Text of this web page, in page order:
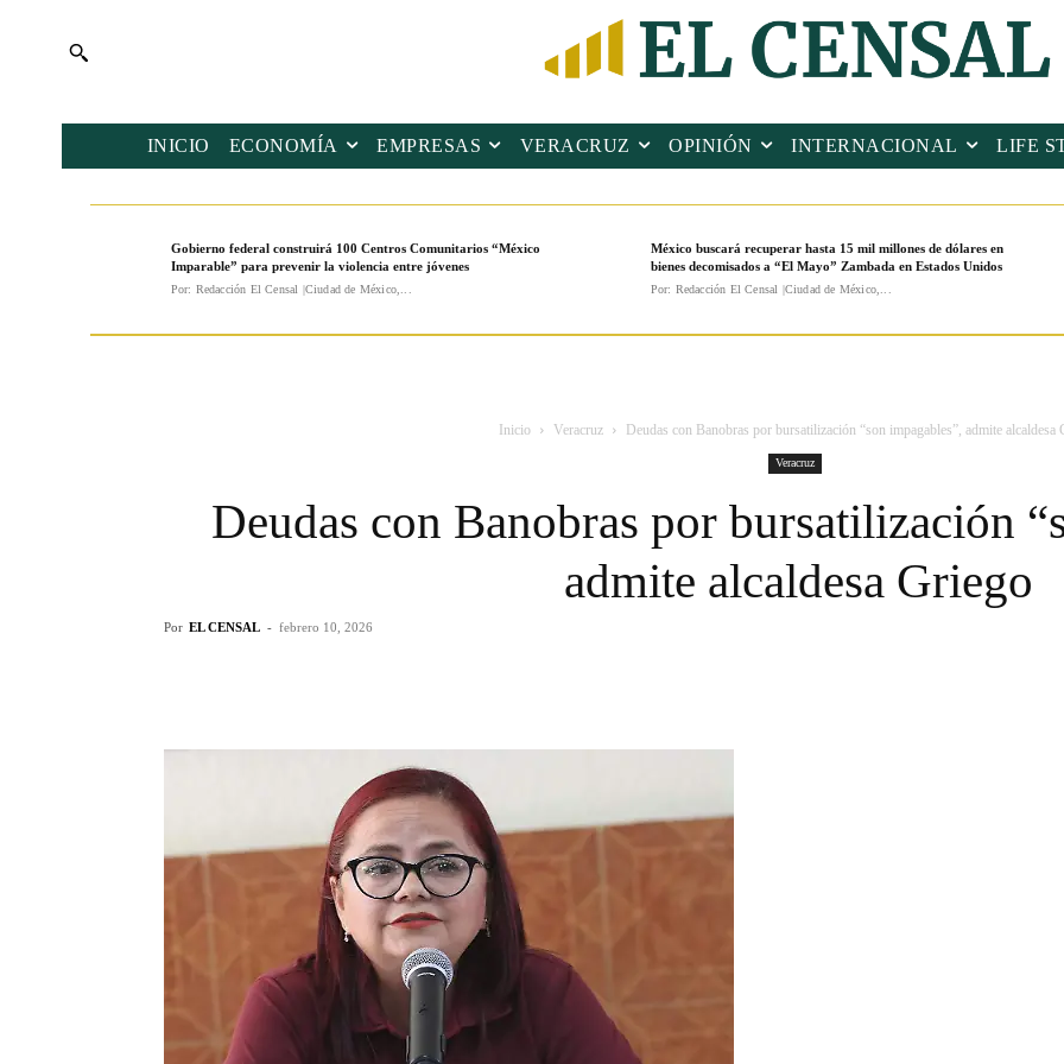
INICIO ECONOMÍA EMPRESAS VERACRUZ OPINIÓN INTERNACIONAL LIFE
Gobierno federal construirá 100 Centros Comunitarios “México
Imparable” para prevenir la violencia entre jóvenes
Por: Redacción El Censal |Ciudad de México,...
México buscará recuperar hasta 15 mil millones de dólares en
bienes decomisados a “El Mayo” Zambada en Estados Unidos
Por: Redacción El Censal |Ciudad de México,...
Inicio Veracruz Deudas con Banobras por bursatilización “son impagables”, admite alcaldesa
Veracruz
Deudas con Banobras por bursatilización
admite alcaldesa Griego
Por EL CENSAL - febrero 10, 2026